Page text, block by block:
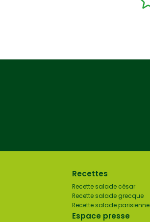
Recettes
Recette salade césar
Recette salade grecque
Recette salade parisienne
Espace presse